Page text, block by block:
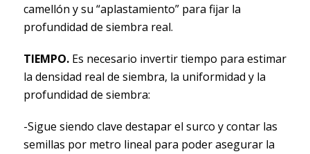
camellón y su “aplastamiento” para fijar la
profundidad de siembra real.
TIEMPO.Es necesario invertir tiempo para estimar
la densidad real de siembra, la uniformidad y la
profundidad de siembra:
-Sigue siendo clave destapar el surco y contar las
semillas por metro lineal para poder asegurar la